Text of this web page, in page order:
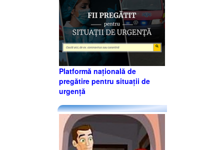
Platformă națională de
pregătire pentru situații de
urgență